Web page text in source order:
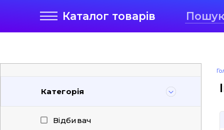
Каталог товарів
Категорія
Відбивач